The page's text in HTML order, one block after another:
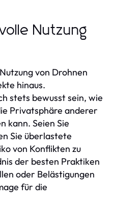
Nutzung
von Drohnen
hinaus.
stets bewusst sein, wie
Privatsphäre anderer
kann. Seien Sie
Sie überlastete
von Konflikten zu
der besten Praktiken
oder Belästigungen
für die